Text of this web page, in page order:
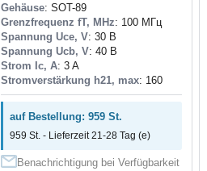
Gehäuse: SOT-89
Grenzfrequenz fT, MHz: 100 МГц
Spannung Uce, V: 30 В
Spannung Ucb, V: 40 В
Strom Ic, A: 3 A
Stromverstärkung h21, max: 160
auf Bestellung: 959 St.
959 St. - Lieferzeit 21-28 Tag (e)
Benachrichtigung bei Verfügbarkeit